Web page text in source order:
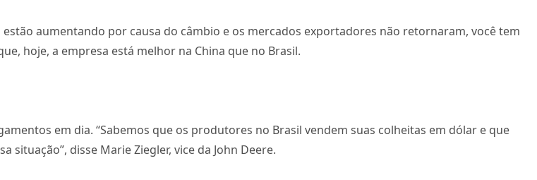
aumentando por causa do câmbio e os mercados exportadores não retornaram, você tem
hoje, a empresa está melhor na China que no Brasil.
em dia. “Sabemos que os produtores no Brasil vendem suas colheitas em dólar e que
situação”, disse Marie Ziegler, vice da John Deere.